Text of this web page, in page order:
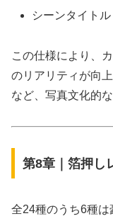
シーンタイトル
この仕様により、
のリアリティが向
など、写真文化的
第8章｜箔押し
全24種のうち6種は